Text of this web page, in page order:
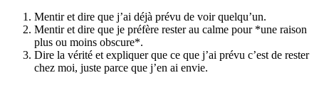
Mentir et dire que j’ai déjà prévu de voir quelqu’un.
Mentir et dire que je préfère rester au calme pour *une raison
plus ou moins obscure*.
Dire la vérité et expliquer que ce que j’ai prévu c’est de rester
chez moi, juste parce que j’en ai envie.